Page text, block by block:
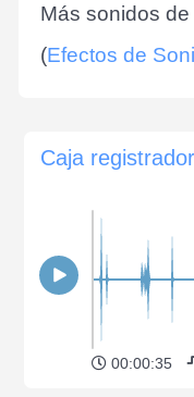
Más sonidos
(Efectos de
Caja
00:00:35